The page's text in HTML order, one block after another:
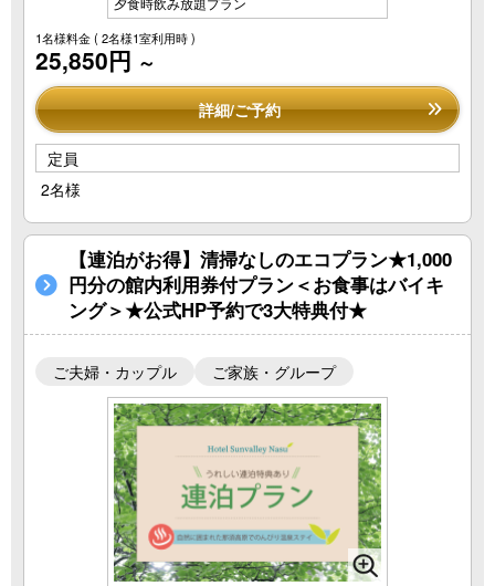
1名様料金( 2名様1室利用時 )
25,850円 ～
詳細/ご予約
定員
2名様
【連泊がお得】清掃なしのエコプラン★1,000
円分の館内利用券付プラン＜お食事はバイキ
ング＞★公式HP予約で3大特典付★
ご夫婦・カップル ご家族・グループ